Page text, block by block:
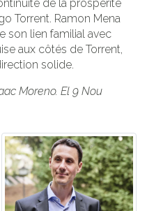
de la prospérité
Torrent. Ramon Mena
son lien familial avec
aux côtés de Torrent,
solide.
Moreno. El 9 Nou